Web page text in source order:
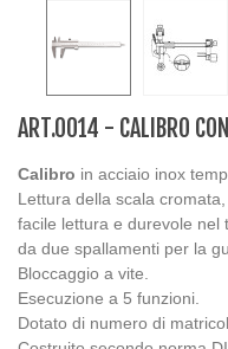
ART.0014 - CALIBRO
Calibro in acciaio inox
Lettura della scala
facile lettura e durevole nel
da due spallamenti per la
Bloccaggio a vite.
Esecuzione a 5 funzioni.
Dotato di numero di